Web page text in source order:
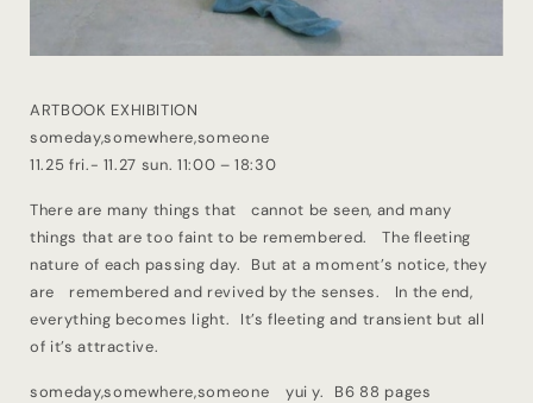
ARTBOOK EXHIBITION
someday,somewhere,someone
11.25 fri.- 11.27 sun. 11:00 – 18:30
There are many things that cannot be seen, and many
things that are too faint to be remembered. The fleeting
nature of each passing day. But at a moment’s notice, they
are remembered and revived by the senses. In the end,
everything becomes light. It’s fleeting and transient but all
of it’s attractive.
someday,somewhere,someone yui y. B6 88 pages